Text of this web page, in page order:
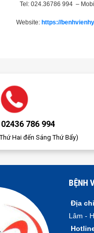
Tel: 024.36786 994 –
Website: https://
02436 786 994
Hai đến Sáng Thứ Bẩy)
BỆNH
Địa
Lâm -